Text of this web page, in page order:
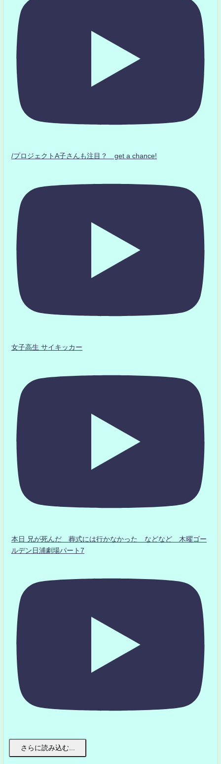
/プロジェクトA子さんも注目？ get a chance!
女子高生 サイキッカー
本日 兄が死んだ 葬式には行かなかった などなど 木曜ゴー
ルデン日浦劇場パート7
さらに読み込む...